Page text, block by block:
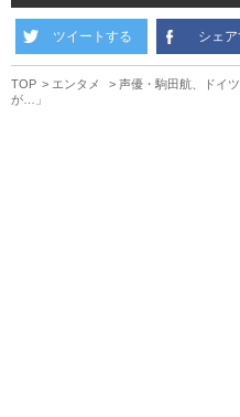
ツイートする シェア
TOP エンタメ
声優・駒田航、ドイ
が…」